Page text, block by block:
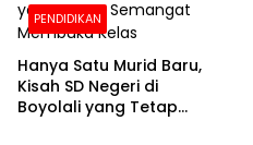
PENDIDIKAN
Hanya Satu Murid Baru,
Kisah SD Negeri di
Boyolali yang Tetap